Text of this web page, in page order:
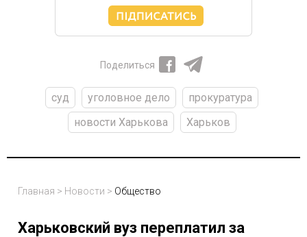
Поделиться
суд уголовное дело
прокуратура
новости Харькова
Харьков
Главная > Новости > Общество
Харьковский вуз переплатил за